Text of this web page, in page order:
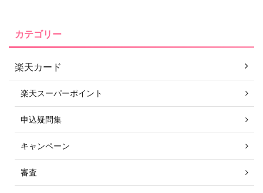
カテゴリー
楽天カード
楽天スーパーポイント
申込疑問集
キャンペーン
審査